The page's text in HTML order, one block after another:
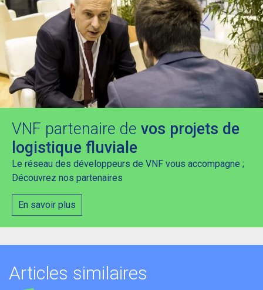
VNF partenaire de vos projets de
logistique fluviale
Le réseau des développeurs de VNF vous accompagne ;
Découvrez nos partenaires
En savoir plus
Articles similaires